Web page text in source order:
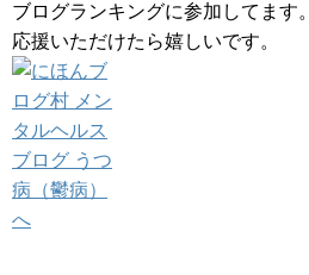
ブログランキングに参加してます。
応援いただけたら嬉しいです。